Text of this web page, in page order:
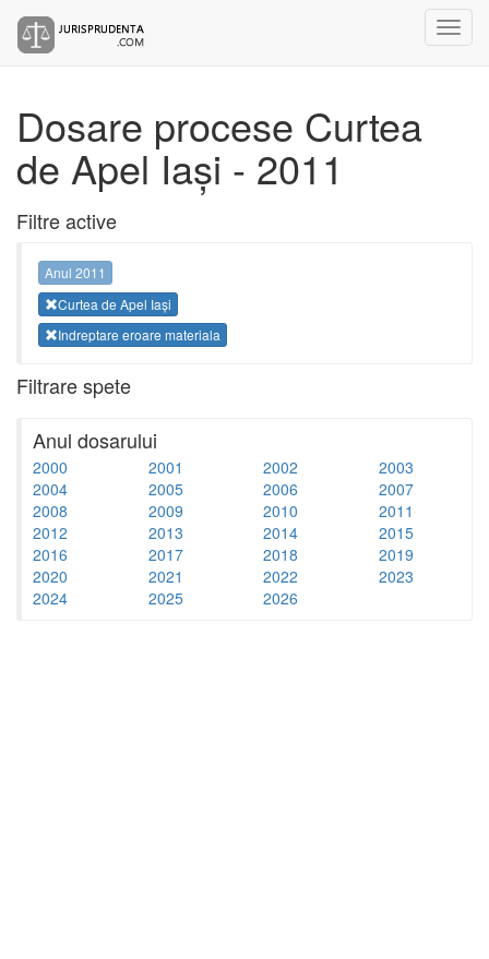
Dosare procese Curtea
de Apel Iași - 2011
Filtre active
Anul 2011
Curtea de Apel Iași
Indreptare eroare materiala
Filtrare spete
Anul dosarului
2000 2001 2002
2003
2004
2005 2006
2007
2008
2009 2010
2011
2012
2013 2014
2015
2016
2017 2018
2019
2020
2021 2022
2023
2024
2025 2026